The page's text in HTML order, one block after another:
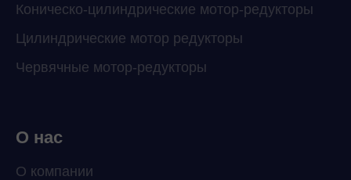
Коническо-цилиндрические мотор-редукторы
Цилиндрические мотор редукторы
Червячные мотор-редукторы
О нас
О компании